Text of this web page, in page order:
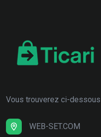
Vous trouverez ci-
WEB-SET.COM